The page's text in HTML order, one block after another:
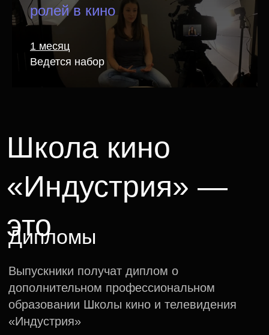
ролей в кино
1 месяц
Ведется набор
из актуальных кейсов, необходимое
для старта карьеры в киноиндустрии
Нетворкинг
смоделировать съёмочный процесс
и обзавестись полезными знакомствами
Фестивали, презентации
проектов, защита идей
и стажировки
в отечественное теле- и кинопроизводство.
Перспективным проектам будет оказана
адресная поддержка